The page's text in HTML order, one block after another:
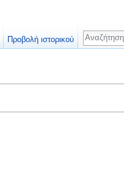
Προβολή ιστορικού